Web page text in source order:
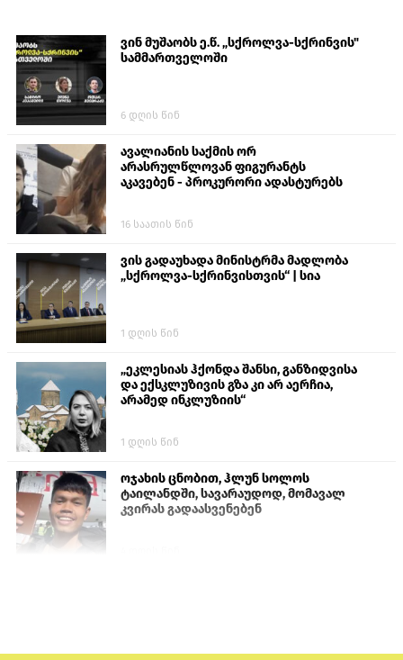
ვინ მუშაობს ე.წ. „სქროლვა-სქრინვის"
სამმართველოში
6 დღის წინ
ავალიანის საქმის ორ
არასრულწლოვან ფიგურანტს
აკავებენ - პროკურორი ადასტურებს
16 საათის წინ
ვის გადაუხადა მინისტრმა მადლობა
„სქროლვა-სქრინვისთვის“ | სია
1 დღის წინ
„ეკლესიას ჰქონდა შანსი, განზიდვისა
და ექსკლუზივის გზა კი არ აერჩია,
არამედ ინკლუზიის“
1 დღის წინ
ოჯახის ცნობით, ჰლუნ სოლოს
ტაილანდში, სავარაუდოდ, მომავალ
კვირას გადაასვენებენ